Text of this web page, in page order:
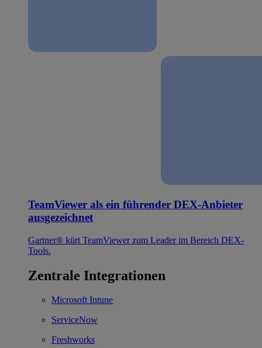
TeamViewer als ein führender DEX-Anbieter
ausgezeichnet
Gartner® kürt TeamViewer zum Leader im Bereich DEX-
Tools.
Zentrale Integrationen
Microsoft Intune
ServiceNow
Freshworks